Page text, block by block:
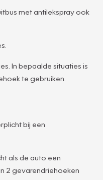
met antilekspray ook
In bepaalde situaties is
te gebruiken.
bij een
als de auto een
2 gevarendriehoeken